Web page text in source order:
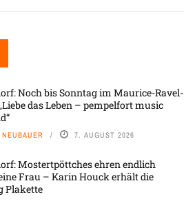
Noch bis Sonntag im Maurice-Ravel-
das Leben – pempelfort music
7. AUGUST 2026
Mostertpöttches ehren endlich
Frau – Karin Houck erhält die
Plakette